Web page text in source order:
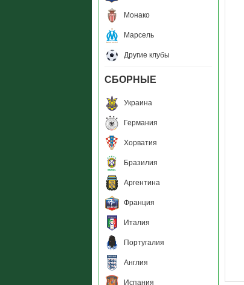
Монако
Марсель
Другие клубы
СБОРНЫЕ
Украина
Германия
Хорватия
Бразилия
Аргентина
Франция
Италия
Португалия
Англия
Испания